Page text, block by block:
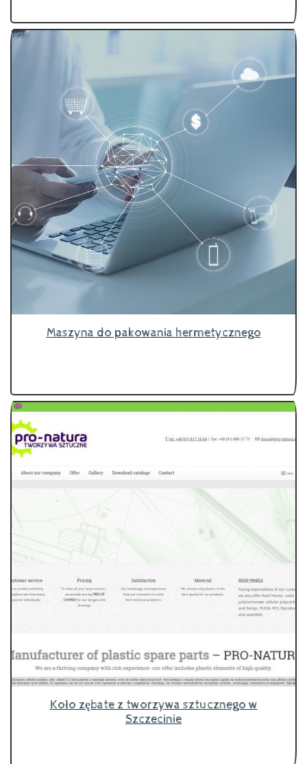
Maszyna do pakowania hermetycznego
Koło zębate z tworzywa sztucznego w
Szczecinie